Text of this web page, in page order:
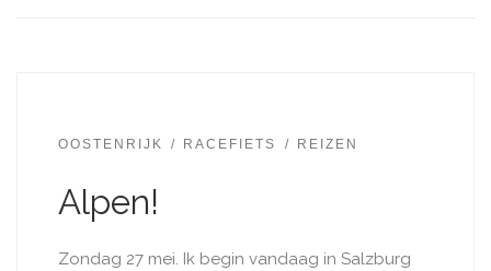
OOSTENRIJK RACEFIETS REIZEN
Alpen!
Zondag 27 mei. Ik begin vandaag in Salzburg